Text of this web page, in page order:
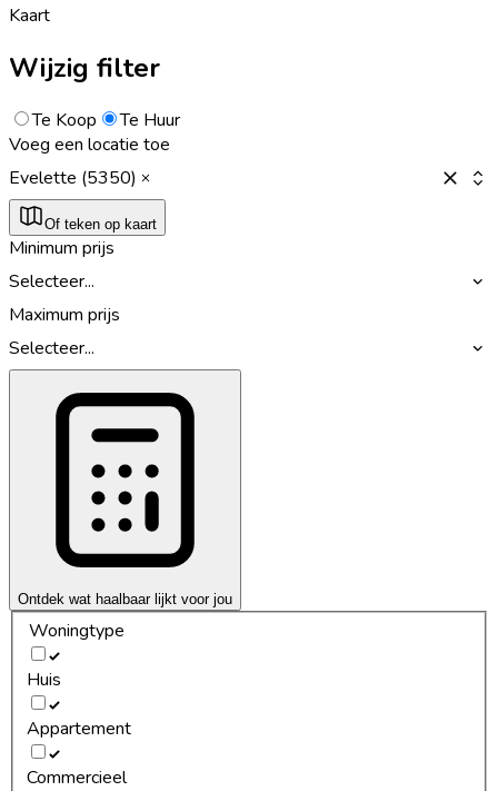
Kaart
Wijzig filter
Te Koop
Te Huur
Voeg een locatie toe
Evelette (5350)
Of teken op kaart
Minimum prijs
Selecteer...
Maximum prijs
Selecteer...
Ontdek wat haalbaar lijkt voor jou
Woningtype
Huis
Appartement
Commercieel